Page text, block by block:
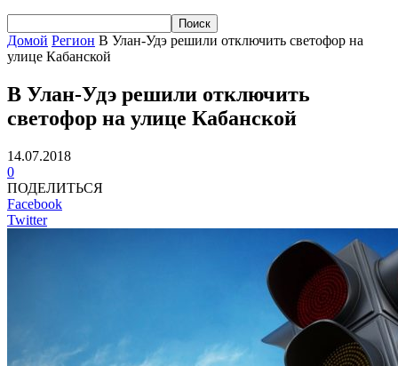
Домой Регион В Улан-Удэ решили отключить светофор на
улице Кабанской
В Улан-Удэ решили отключить
светофор на улице Кабанской
14.07.2018
0
ПОДЕЛИТЬСЯ
Facebook
Twitter